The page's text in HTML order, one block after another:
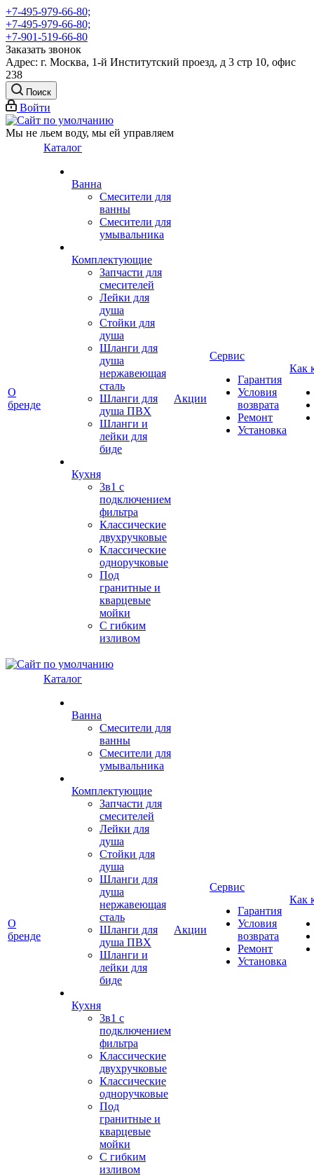
+7-495-979-66-80;
+7-495-979-66-80;
+7-901-519-66-80
Заказать звонок
Адрес: г. Москва, 1-й Институтский проезд, д 3 стр 10, офис
238
Поиск
Войти
Мы не льем воду, мы ей управляем
О
бренде
Каталог
Ванна
Смесители для
ванны
Смесители для
умывальника
Комплектующие
Запчасти для
смесителей
Лейки для
душа
Стойки для
душа
Шланги для
душа
нержавеющая
сталь
Шланги для
душа ПВХ
Шланги и
лейки для
биде
Кухня
3в1 с
подключением
фильтра
Классические
двухручковые
Классические
одноручковые
Под
гранитные и
кварцевые
мойки
С гибким
изливом
Акции
Сервис
Гарантия
Условия
возврата
Ремонт
Установка
Как
О
бренде
Каталог
Ванна
Смесители для
ванны
Смесители для
умывальника
Комплектующие
Запчасти для
смесителей
Лейки для
душа
Стойки для
душа
Шланги для
душа
нержавеющая
сталь
Шланги для
душа ПВХ
Шланги и
лейки для
биде
Кухня
3в1 с
подключением
фильтра
Классические
двухручковые
Классические
одноручковые
Под
гранитные и
кварцевые
мойки
С гибким
изливом
Акции
Сервис
Гарантия
Условия
возврата
Ремонт
Установка
Как